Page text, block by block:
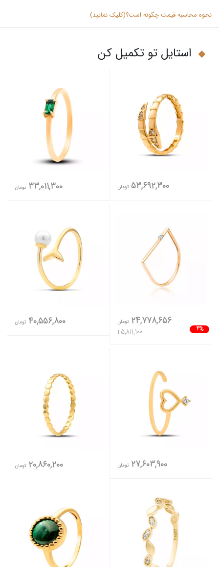
نحوه محاسبه قیمت چگونه است؟(کلیک نمایید)
استایل تو تکمیل کن
53,692,300 تومان 33,011,300 تومان
4%
24,778,656 تومان
25,811,100
40,556,800 تومان
27,603,900 تومان 20,860,200 تومان